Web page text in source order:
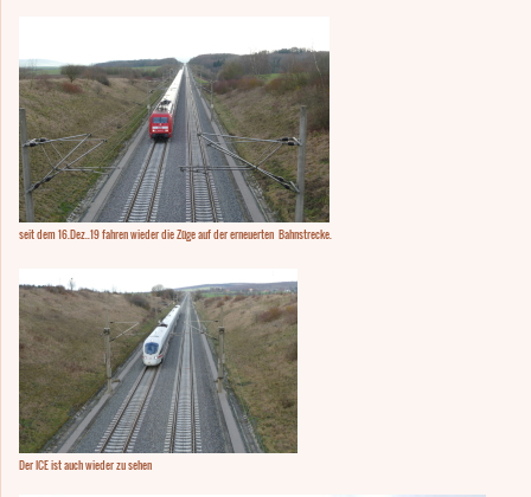
seit dem 16.Dez..19 fahren wieder die Züge auf der erneuerten Bahnstrecke.
Der ICE ist auch wieder zu sehen